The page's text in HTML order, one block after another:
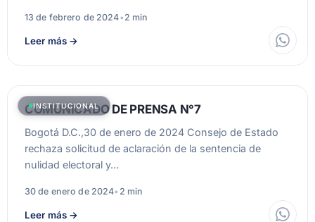
13 de febrero de 2024• 2 min
Leer más →
INSTITUCIONAL
COMUNICADO DE PRENSA N°7
Bogotá D.C.,30 de enero de 2024 Consejo de Estado
rechaza solicitud de aclaración de la sentencia de
nulidad electoral y…
30 de enero de 2024• 2 min
Leer más →